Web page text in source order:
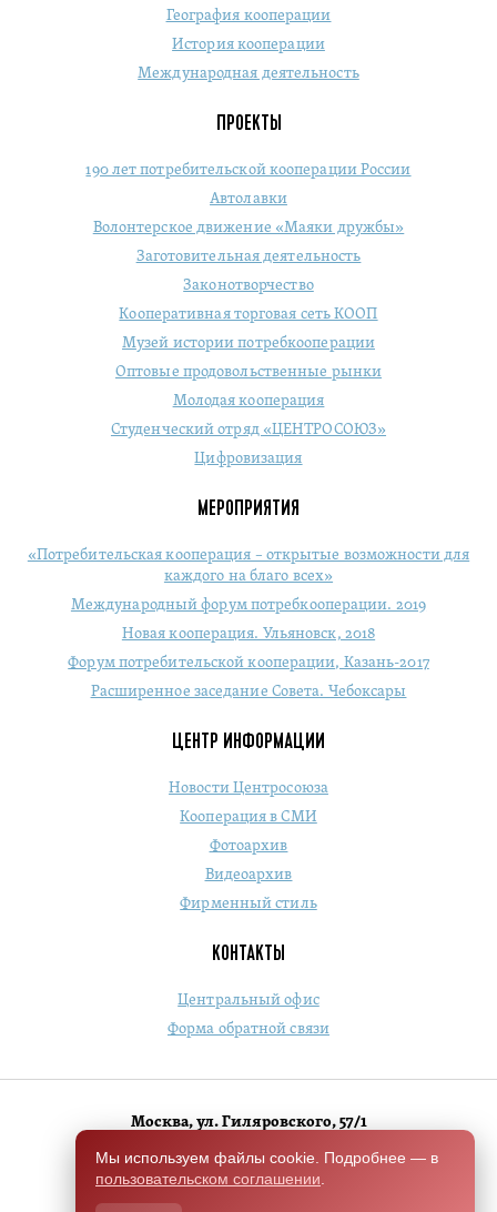
География кооперации
История кооперации
Международная деятельность
ПРОЕКТЫ
190 лет потребительской кооперации России
Автолавки
Волонтерское движение «Маяки дружбы»
Заготовительная деятельность
Законотворчество
Кооперативная торговая сеть КООП
Музей истории потребкооперации
Оптовые продовольственные рынки
Молодая кооперация
Студенческий отряд «ЦЕНТРОСОЮЗ»
Цифровизация
МЕРОПРИЯТИЯ
«Потребительская кооперация – открытые возможности для
каждого на благо всех»
Международный форум потребкооперации. 2019
Новая кооперация. Ульяновск, 2018
Форум потребительской кооперации, Казань-2017
Расширенное заседание Совета. Чебоксары
ЦЕНТР ИНФОРМАЦИИ
Новости Центросоюза
Кооперация в СМИ
Фотоархив
Видеоархив
Фирменный стиль
КОНТАКТЫ
Центральный офис
Форма обратной связи
Москва, ул. Гиляровского, 57/1
+7 (495) 684-1803
Мы используем файлы cookie. Подробнее — в
пользовательском соглашении